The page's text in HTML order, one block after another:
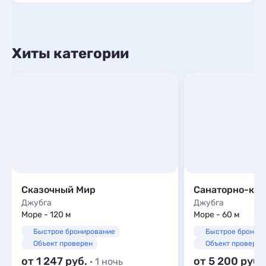
Хиты категории
Сказочный Мир
Джубга
Море - 120 м
Быстрое бронирование
Объект проверен
от 1 247 · 1 ночь
Джубга
Море - 60 м
Быстрое
Объект проверен
от 5 200